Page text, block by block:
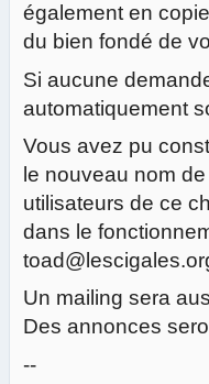
également en
du bien fondé de
Si aucune
automatiquement
Vous avez pu
le nouveau nom
utilisateurs de ce
dans le
Un mailing sera
Des annonces
--